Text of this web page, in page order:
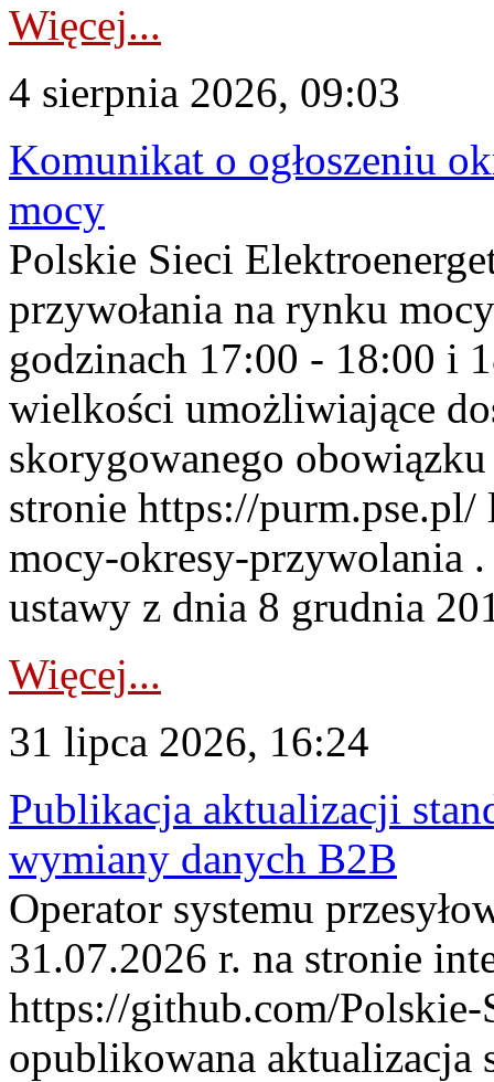
Więcej...
4 sierpnia 2026, 09:03
Komunikat o ogłoszeniu
mocy
Polskie Sieci
przywołania na rynku
godzinach 17:00 - 18:00 i
wielkości umożliwiające
skorygowanego
stronie https://
mocy-okresy-przywolania
ustawy z dnia 8 grudnia
Więcej...
31 lipca 2026, 16:24
Publikacja aktualizacji
wymiany danych B2B
Operator systemu
31.07.2026 r. na stronie
https://github.com/Polskie-
opublikowana aktualizacja